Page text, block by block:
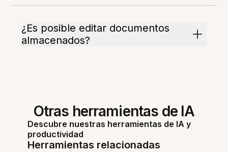
¿Es posible editar documentos
almacenados?
Otras herramientas de IA
Descubre nuestras herramientas de IA y
productividad
Herramientas relacionadas